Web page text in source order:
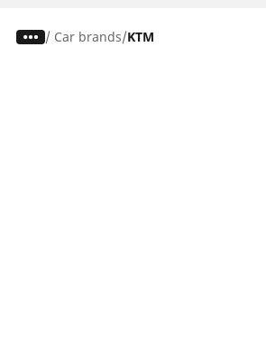
/ Car brands KTM